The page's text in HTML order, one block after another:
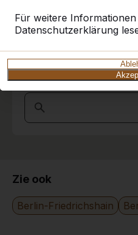
Für weitere
Datenschutzerklärung
Marion Bleich
10
Sehr freundlich,
jeder Beziehung!
Ein großes Lob an den
und seine
Kategorie
Ort oder Postleitzahl
Zie ook
Berlin-Friedrichshain